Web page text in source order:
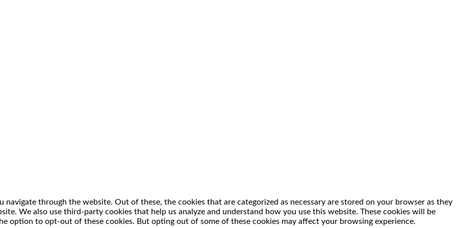
through the website. Out of these, the cookies that are categorized as necessary are stored on your browser as they
We also use third-party cookies that help us analyze and understand how you use this website. These cookies will be
option to opt-out of these cookies. But opting out of some of these cookies may affect your browsing experience.